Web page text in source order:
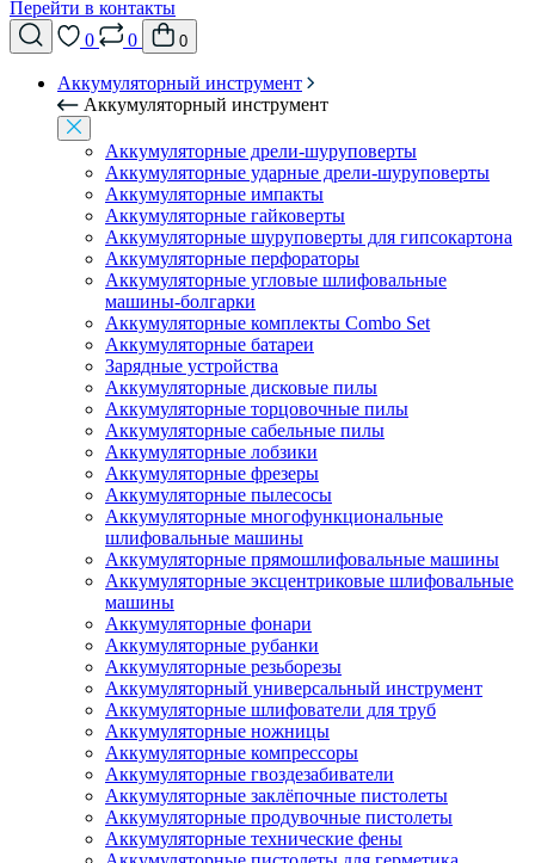
Перейти в контакты
0
0 0
Аккумуляторный инструмент
Аккумуляторный инструмент
Аккумуляторные дрели-шуруповерты
Аккумуляторные ударные дрели-шуруповерты
Аккумуляторные импакты
Аккумуляторные гайковерты
Аккумуляторные шуруповерты для гипсокартона
Аккумуляторные перфораторы
Аккумуляторные угловые шлифовальные
машины-болгарки
Аккумуляторные комплекты Combo Set
Аккумуляторные батареи
Зарядные устройства
Аккумуляторные дисковые пилы
Аккумуляторные торцовочные пилы
Аккумуляторные сабельные пилы
Аккумуляторные лобзики
Аккумуляторные фрезеры
Аккумуляторные пылесосы
Аккумуляторные многофункциональные
шлифовальные машины
Аккумуляторные прямошлифовальные машины
Аккумуляторные эксцентриковые шлифовальные
машины
Аккумуляторные фонари
Аккумуляторные рубанки
Аккумуляторные резьборезы
Аккумуляторный универсальный инструмент
Аккумуляторные шлифователи для труб
Аккумуляторные ножницы
Аккумуляторные компрессоры
Аккумуляторные гвоздезабиватели
Аккумуляторные заклёпочные пистолеты
Аккумуляторные продувочные пистолеты
Аккумуляторные технические фены